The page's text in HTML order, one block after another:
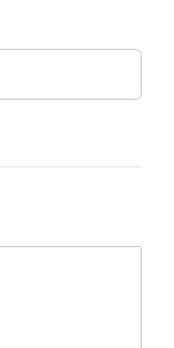
範囲を超
とはありま
の通知